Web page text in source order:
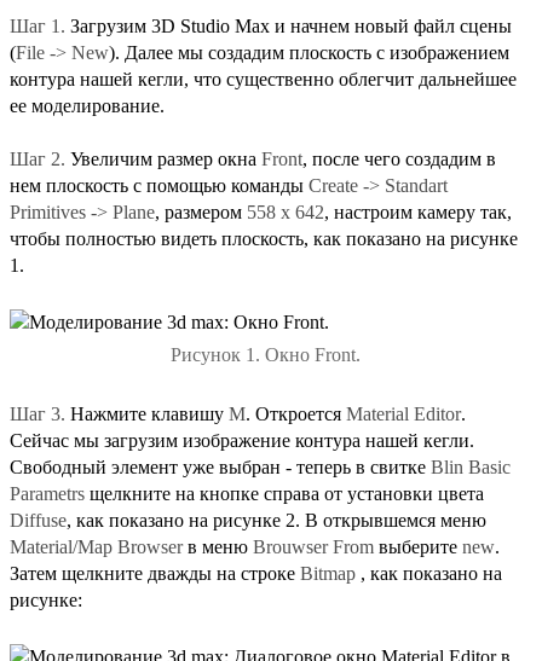
Шаг 1. Загрузим 3D Studio Max и начнем новый файл сцены
(File -> New). Далее мы создадим плоскость с изображением
контура нашей кегли, что существенно облегчит дальнейшее
ее моделирование.
Шаг 2. Увеличим размер окна Front, после чего создадим в
нем плоскость с помощью команды Create -> Standart
Primitives -> Plane, размером 558 x 642, настроим камеру так,
чтобы полностью видеть плоскость, как показано на рисунке
1.
Рисунок 1. Окно Front.
Шаг 3. Нажмите клавишу M. Откроется Material Editor.
Сейчас мы загрузим изображение контура нашей кегли.
Свободный элемент уже выбран - теперь в свитке Blin Basic
Parametrs щелкните на кнопке справа от установки цвета
Diffuse, как показано на рисунке 2. В открывшемся меню
Material/Map Browserв меню Brouwser From выберите new.
Затем щелкните дважды на строке Bitmap , как показано на
рисунке: